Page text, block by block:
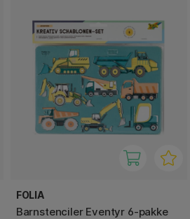
FOLIA
Barnstenciler Eventyr 6-pakke